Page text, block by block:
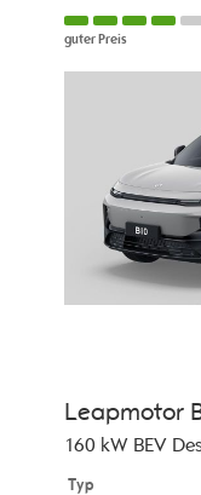
guter Preis
Leapmotor
160 kW BEV
Typ